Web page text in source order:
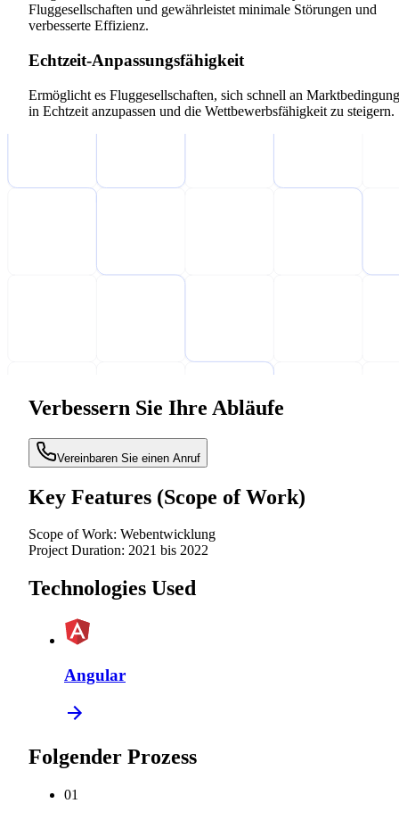
Fluggesellschaften und gewährleistet minimale Störungen und
verbesserte Effizienz.
Echtzeit-Anpassungsfähigkeit
Ermöglicht es Fluggesellschaften, sich schnell an
in Echtzeit anzupassen und die Wettbewerbsfähigkeit zu steigern.
Verbessern Sie Ihre Abläufe
Vereinbaren Sie einen Anruf
Key Features (Scope of Work)
Scope of Work: Webentwicklung
Project Duration: 2021 bis 2022
Technologies Used
Angular
Folgender Prozess
01